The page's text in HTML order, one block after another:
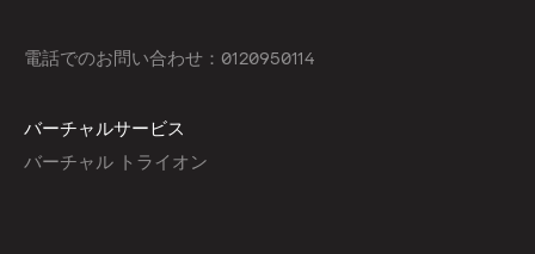
電話でのお問い合わせ：0120950114
バーチャルサービス
バーチャル トライオン